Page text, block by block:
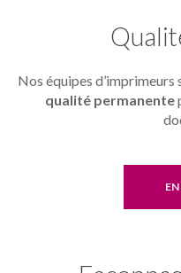
Nos équipes
qualité permanente